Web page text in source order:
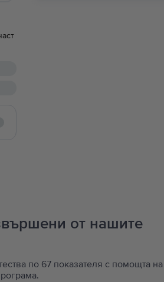
от нашите
по 67 показателя с помощта на